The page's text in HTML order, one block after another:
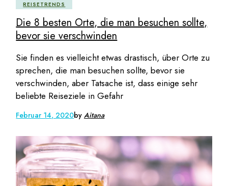
REISETRENDS
Die 8 besten Orte, die man besuchen sollte,
bevor sie verschwinden
Sie finden es vielleicht etwas drastisch, über Orte zu
sprechen, die man besuchen sollte, bevor sie
verschwinden, aber Tatsache ist, dass einige sehr
beliebte Reiseziele in Gefahr
Februar 14, 2020byAitana